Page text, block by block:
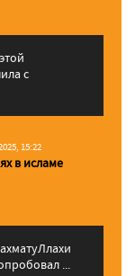
с
15:22
в исламе
...